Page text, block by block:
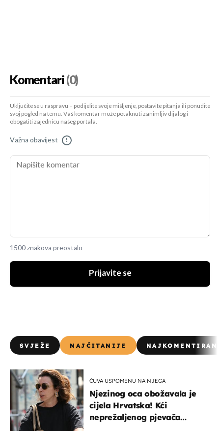
Komentari(0)
Uključite se u raspravu – podijelite svoje mišljenje, postavite pitanja ili ponudite
svoj pogled na temu. Vaš komentar može potaknuti zanimljiv dijalog i
obogatiti zajednicu našeg portala.
Važna obavijest !
1500 znakova preostalo
Prijavite se
SVJEŽE NAJČITANIJE
ČUVA USPOMENU NA NJEGA
Njezinog oca obožavala je
cijela Hrvatska! Kći
neprežaljenog pjevača